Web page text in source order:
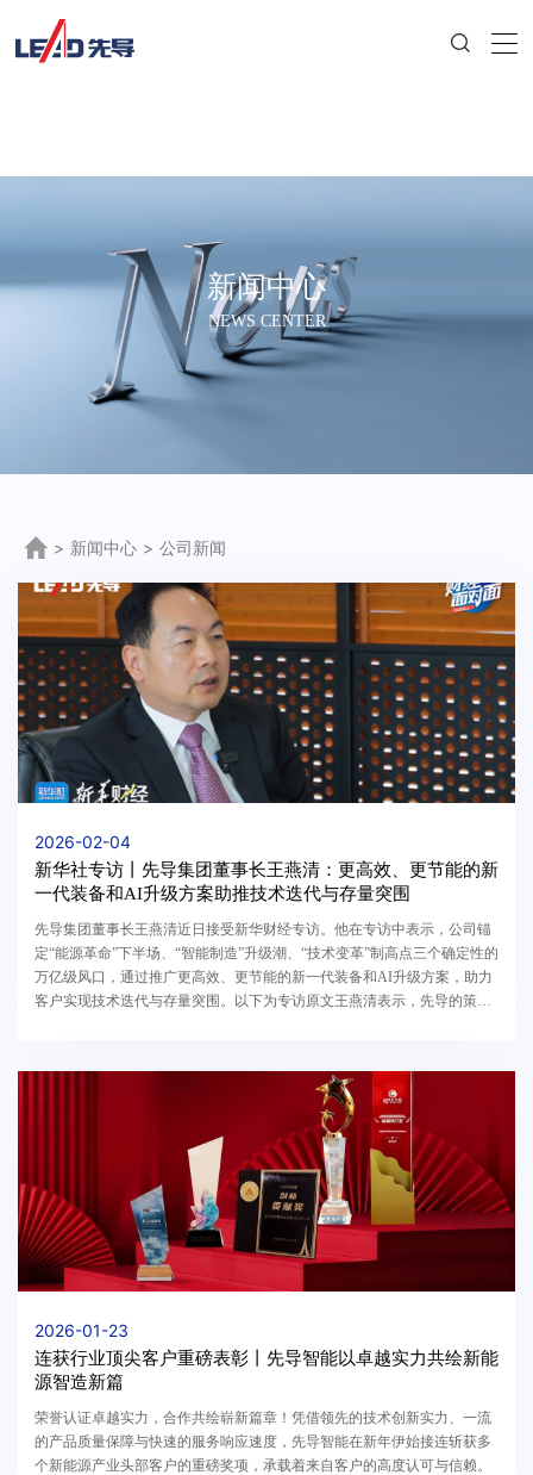
新闻中心
NEWS CENTER
> 新闻中心 > 公司新闻
2026-02-04
新华社专访丨先导集团董事长王燕清：更高效、更节能的新
一代装备和AI升级方案助推技术迭代与存量突围
先导集团董事长王燕清近日接受新华财经专访。他在专访中表示，公司锚
定“能源革命”下半场、“智能制造”升级潮、“技术变革”制高点三个确定性的
万亿级风口，通过推广更高效、更节能的新一代装备和AI升级方案，助力
客户实现技术迭代与存量突围。以下为专访原文王燕清表示，先导的策略
2026-01-23
连获行业顶尖客户重磅表彰丨先导智能以卓越实力共绘新能
源智造新篇
荣誉认证卓越实力，合作共绘崭新篇章！凭借领先的技术创新实力、一流
的产品质量保障与快速的服务响应速度，先导智能在新年伊始接连斩获多
个新能源产业头部客户的重磅奖项，承载着来自客户的高度认可与信赖。